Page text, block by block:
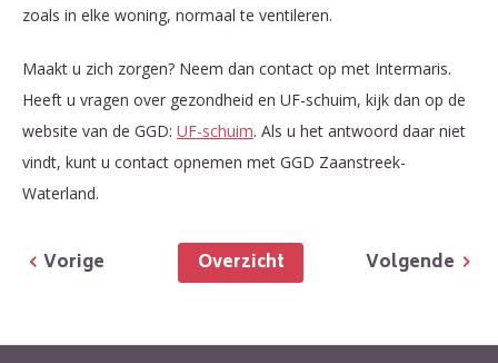
zoals in elke woning, normaal te ventileren.
Maakt u zich zorgen? Neem dan contact op met Intermaris.
Heeft u vragen over gezondheid en UF-schuim, kijk dan op de
website van de GGD: UF-schuim. Als u het antwoord daar niet
vindt, kunt u contact opnemen met GGD Zaanstreek-
Waterland.
Volgende
Overzicht
Vorige